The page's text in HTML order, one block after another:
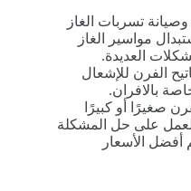
تسربات الغاز
مواسير الغاز
العديدة.
الفرن للإشعال
بالافران.
صغيرًا أو كبيرًا
للعمل على حل المشكلة
أفضل الأسعار